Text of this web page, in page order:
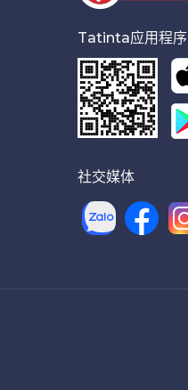
Tatinta应用程序
社交媒体